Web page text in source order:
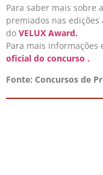
Para saber mais sobre
premiados nas
do VELUX Award.
Para mais informações
oficial do concurso .
Fonte: Concursos de